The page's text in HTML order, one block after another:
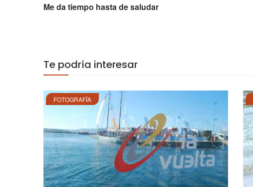
Me da tiempo hasta de saludar
Te podría interesar
FOTOGRAFÍA